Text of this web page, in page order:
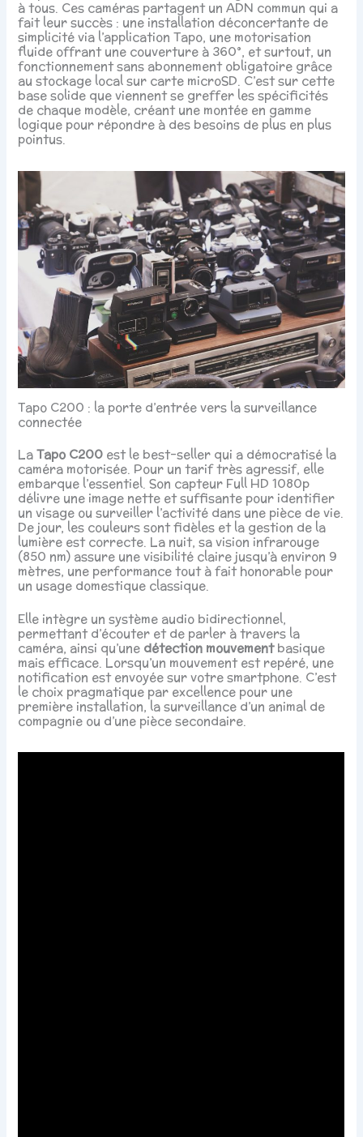
à tous. Ces caméras partagent un ADN commun qui a
fait leur succès : une installation déconcertante de
simplicité via l’application Tapo, une motorisation
fluide offrant une couverture à 360°, et surtout, un
fonctionnement sans abonnement obligatoire grâce
au stockage local sur carte microSD. C’est sur cette
base solide que viennent se greffer les spécificités
de chaque modèle, créant une montée en gamme
logique pour répondre à des besoins de plus en plus
pointus.
Tapo C200 : la porte d’entrée vers la surveillance
connectée
LaTapo C200 est le best-seller qui a démocratisé la
caméra motorisée. Pour un tarif très agressif, elle
embarque l’essentiel. Son capteur Full HD 1080p
délivre une image nette et suffisante pour identifier
un visage ou surveiller l’activité dans une pièce de vie.
De jour, les couleurs sont fidèles et la gestion de la
lumière est correcte. La nuit, sa vision infrarouge
(850 nm) assure une visibilité claire jusqu’à environ 9
mètres, une performance tout à fait honorable pour
un usage domestique classique.
Elle intègre un système audio bidirectionnel,
permettant d’écouter et de parler à travers la
caméra, ainsi qu’une détection mouvementbasique
mais efficace. Lorsqu’un mouvement est repéré, une
notification est envoyée sur votre smartphone. C’est
le choix pragmatique par excellence pour une
première installation, la surveillance d’un animal de
compagnie ou d’une pièce secondaire.